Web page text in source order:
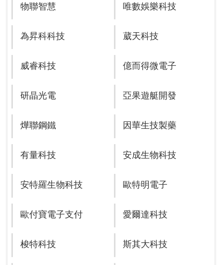
物聯智慧 唯數娛樂科技
為昇科科技 葳天科技
威睿科技 億而得微電子
研晶光電 亞果遊艇開發
燁聯鋼鐵 因華生技製藥
有量科技 安成生物科技
安特羅生物科技 歐特明電子
歐付寶電子支付 愛爾達科技
梭特科技 斯其大科技